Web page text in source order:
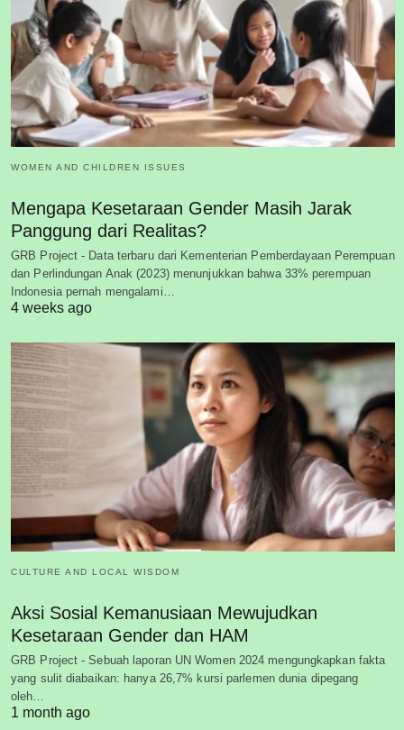
WOMEN AND CHILDREN ISSUES
Mengapa Kesetaraan Gender Masih Jarak
Panggung dari Realitas?
GRB Project - Data terbaru dari Kementerian Pemberdayaan Perempuan
dan Perlindungan Anak (2023) menunjukkan bahwa 33% perempuan
Indonesia pernah mengalami…
4 weeks ago
CULTURE AND LOCAL WISDOM
Aksi Sosial Kemanusiaan Mewujudkan
Kesetaraan Gender dan HAM
GRB Project - Sebuah laporan UN Women 2024 mengungkapkan fakta
yang sulit diabaikan: hanya 26,7% kursi parlemen dunia dipegang
oleh…
1 month ago